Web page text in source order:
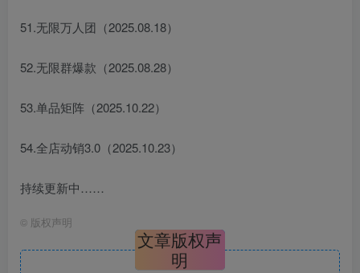
51.无限万人团（2025.08.18）
52.无限群爆款（2025.08.28）
53.单品矩阵（2025.10.22）
54.全店动销3.0（2025.10.23）
持续更新中……
© 版权声明
文章版权声
明